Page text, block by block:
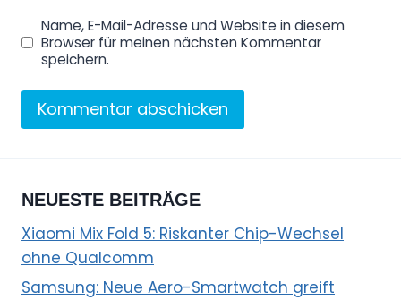
Name, E-Mail-Adresse und Website in diesem
Browser für meinen nächsten Kommentar
speichern.
NEUESTE BEITRÄGE
Xiaomi Mix Fold 5: Riskanter Chip-Wechsel
ohne Qualcomm
Samsung: Neue Aero-Smartwatch greift